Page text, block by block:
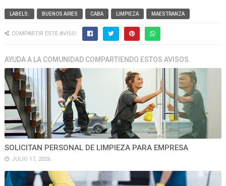
LABELS: BUENOS AIRES CABA LIMPIEZA MAESTRANZA
COMPARTIR ESTE AVISO:
AYUDA A LA COMUNIDAD COMPARTIENDO ESTOS AVISOS.
SOLICITAN PERSONAL DE LIMPIEZA PARA EMPRESA
JULIO 17, 2026